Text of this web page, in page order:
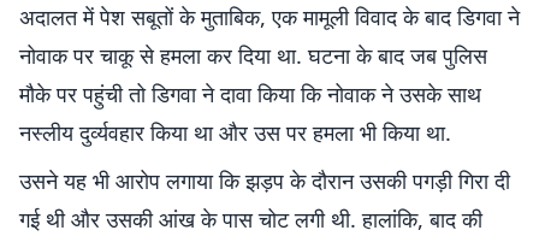
अदालत में पेश सबूतों के मुताबिक, एक मामूली विवाद के बाद डिगवा ने
नोवाक पर चाकू से हमला कर दिया था. घटना के बाद जब पुलिस
मौके पर पहुंची तो डिगवा ने दावा किया कि नोवाक ने उसके साथ
नस्लीय दुर्व्यवहार किया था और उस पर हमला भी किया था.
उसने यह भी आरोप लगाया कि झड़प के दौरान उसकी पगड़ी गिरा दी
गई थी और उसकी आंख के पास चोट लगी थी. हालांकि, बाद की